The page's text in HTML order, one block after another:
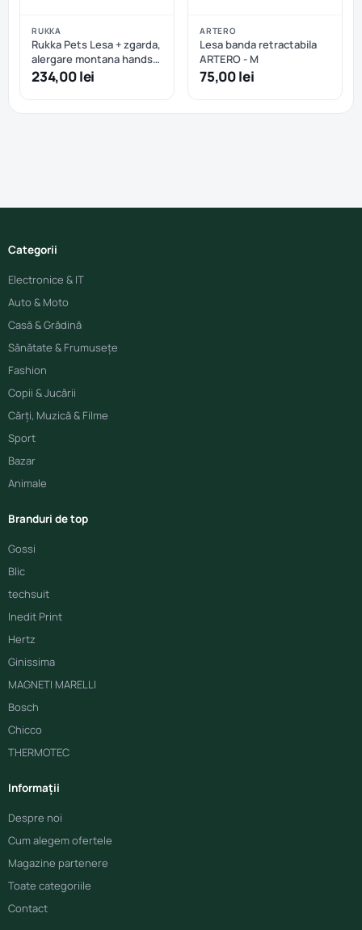
RUKKA
Rukka Pets Lesa + zgarda,
alergare montana hands-
free
234,00 lei
ARTERO
Lesa banda retractabila
ARTERO - M
75,00 lei
Categorii
Electronice & IT
Auto & Moto
Casă & Grădină
Sănătate & Frumusețe
Fashion
Copii & Jucării
Cărți, Muzică & Filme
Sport
Bazar
Animale
Branduri de top
Gossi
Blic
techsuit
Inedit Print
Hertz
Ginissima
MAGNETI MARELLI
Bosch
Chicco
THERMOTEC
Informații
Despre noi
Cum alegem ofertele
Magazine partenere
Toate categoriile
Contact